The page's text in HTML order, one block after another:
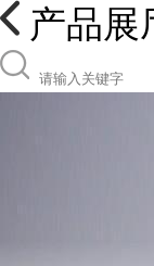
产品展